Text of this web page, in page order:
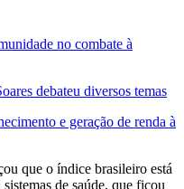
no combate à
debateu diversos temas
e geração de renda à
que o índice brasileiro está
de saúde, que ficou